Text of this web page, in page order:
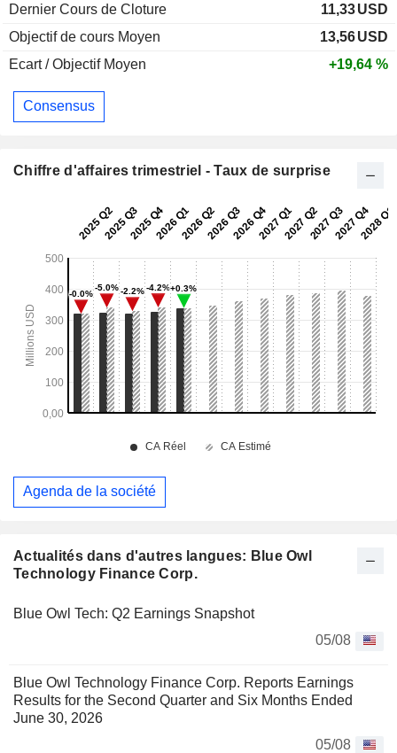
Actualités dans d'autres langues: Blue Owl
Technology Finance Corp.
Blue Owl Tech: Q2 Earnings Snapshot
05/08
Blue Owl Technology Finance Corp. Reports Earnings
Results for the Second Quarter and Six Months Ended
June 30, 2026
05/08
Dernier Cours de Cloture
11,33USD
Objectif de cours Moyen
13,56USD
Ecart / Objectif Moyen
+19,64 %
Consensus
Chiffre d'affaires trimestriel - Taux de surprise
Agenda de la société